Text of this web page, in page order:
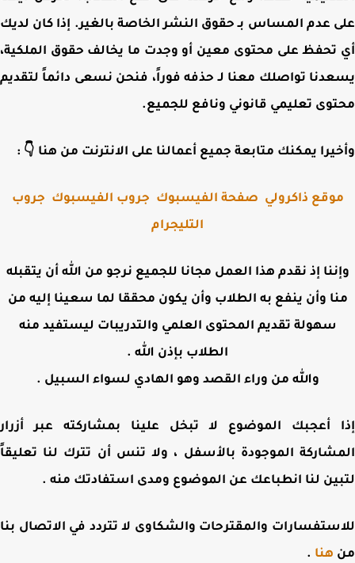
عدم المساس بـ حقوق النشر الخاصة بالغير. إذا كان لديك
تحفظ على محتوى معين أو وجدت ما يخالف حقوق الملكية،
تواصلك معنا لـ حذفه فوراً، فنحن نسعى دائماً لتقديم
تعليمي قانوني ونافع للجميع.
يمكنك متابعة جميع أعمالنا على الانترنت من هنا 👇 :
ذاكرولي صفحة الفيسبوك جروب الفيسبوك جروب
التليجرام
إذ نقدم هذا العمل مجانا للجميع نرجو من الله أن يتقبله
وأن ينفع به الطلاب وأن يكون محققا لما سعينا إليه من
سهولة تقديم المحتوى العلمي والتدريبات ليستفيد منه
الطلاب بإذن الله .
والله من وراء القصد وهو الهادي لسواء السبيل .
أعجبك الموضوع لا تبخل علينا بمشاركته عبر أزرار
الموجودة بالأسفل ، ولا تنس أن تترك لنا تعليقاً
لنا انطباعك عن الموضوع ومدى استفادتك منه .
والمقترحات والشكاوى لا تتردد في الاتصال بنا
هنا.